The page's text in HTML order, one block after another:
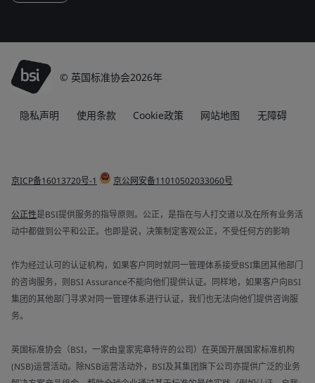
© 英国标准协会2026年
隐私声明 使用条款 Cookie政策 网站地图 无障碍
京ICP备16013720号-1 京公网安备11010502033060号
公正性是BSI提供服务的指导原则。公正，是指在与人打交道以及在所有业务活
动中都做到公平和公正。也即是说，决策制定客观公正，不受任何方的影响
作为经过认可的认证机构，如果客户同时就同一管理体系接受BSI集团其他部门
的咨询服务，则BSI Assurance不能向他们提供认证。同样地，如果客户向BSI
集团的其他部门寻求对同一管理体系进行认证，我们也无法向他们提供咨询服
务。
英国标准协会（BSI，一家由皇家宪章特许的公司）在英国开展国家标准机构
(NSB)运营活动。除NSB运营活动外，BSI及其集团旗下公司亦提供广泛的业务